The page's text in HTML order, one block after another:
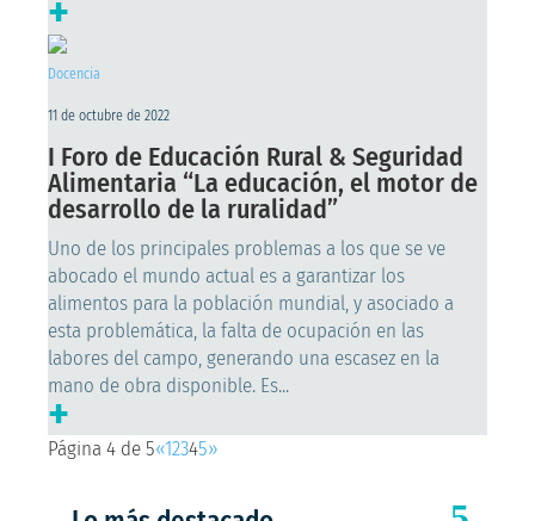
Docencia
11 de octubre de 2022
I Foro de Educación Rural & Seguridad
Alimentaria “La educación, el motor de
desarrollo de la ruralidad”
Uno de los principales problemas a los que se ve
abocado el mundo actual es a garantizar los
alimentos para la población mundial, y asociado a
esta problemática, la falta de ocupación en las
labores del campo, generando una escasez en la
mano de obra disponible. Es...
+
Página 4 de 5«12345»